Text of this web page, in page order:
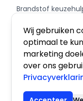
Wij gebruiken
optimaal te
marketing
over ons
Brandstof
Schakel of